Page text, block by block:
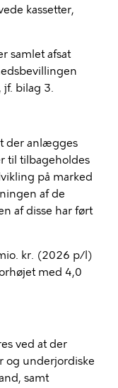
kassetter,
samlet afsat
jf. bilag 3.
der anlægges
til tilbageholdes
på marked
af de
af disse har ført
kr. (2026 p/l)
med 4,0
ved at der
og underjordiske
samt